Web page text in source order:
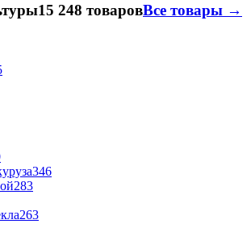
15 248 товаровВсе товары →
346
283
263